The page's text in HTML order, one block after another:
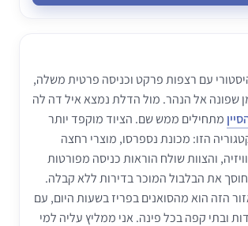
עם רצפות פרקט וכניסה פרטית משלה,
שפונה אל הנהר. מול הדלת נמצא איל דה לה
מתחילים ממש שם. הציוד מוקפד יותר
הזו: מכונת נספרסו, מוצרי רחצה
והצוות שולח הוראות כניסה מפורטות
את הבלבול המוכר בדירות ללא קבלה.
הזה הוא מהסואנים בפריז בשעות היום, עם
ובתי קפה בכל פינה. אני ממליץ עליה למי